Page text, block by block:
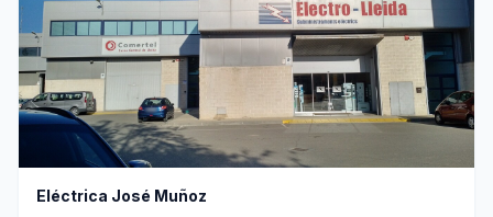
Eléctrica José Muñoz